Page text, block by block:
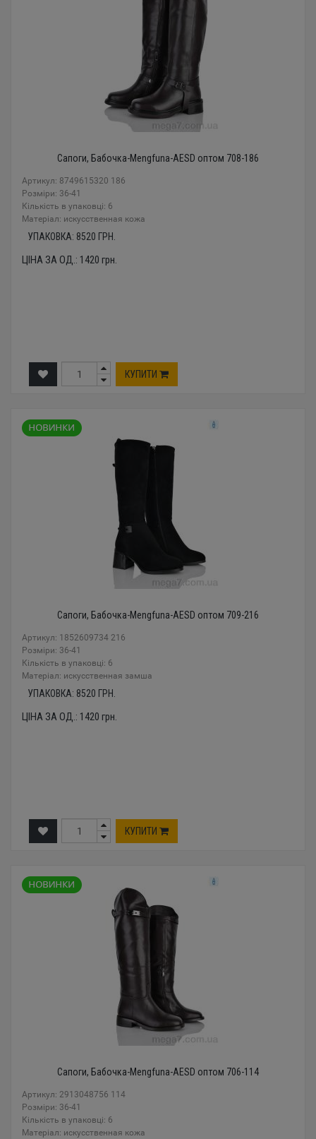
Сапоги, Бабочка-Mengfuna-AESD оптом 708-186
Артикул: 8749615320 186
Розміри: 36-41
Кількість в упаковці: 6
Mатеріал: искусственная кожа
УПАКОВКА: 8520 ГРН.
ЦІНА ЗА ОД.: 1420 грн.
КУПИТИ
Сапоги, Бабочка-Mengfuna-AESD оптом 709-216
Артикул: 1852609734 216
Розміри: 36-41
Кількість в упаковці: 6
Mатеріал: искусственная замша
УПАКОВКА: 8520 ГРН.
ЦІНА ЗА ОД.: 1420 грн.
КУПИТИ
Сапоги, Бабочка-Mengfuna-AESD оптом 706-114
Артикул: 2913048756 114
Розміри: 36-41
Кількість в упаковці: 6
Mатеріал: искусственная кожа